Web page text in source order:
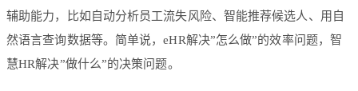
辅助能力，比如自动分析员工流失风险、智能推荐候选人、用自
然语言查询数据等。简单说，eHR解决”怎么做”的效率问题，智
慧HR解决”做什么”的决策问题。